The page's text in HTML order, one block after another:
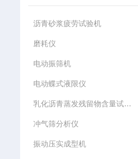
沥青砂浆疲劳试验机
磨耗仪
电动振筛机
电动蝶式液限仪
乳化沥青蒸发残留物含量试验仪
冲气筛分析仪
振动压实成型机